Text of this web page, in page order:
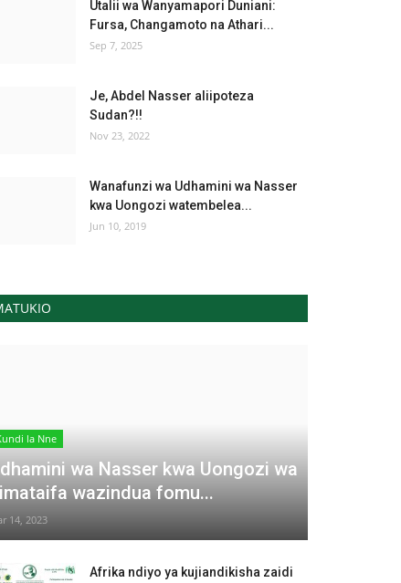
Utalii wa Wanyamapori Duniani:
Fursa, Changamoto na Athari...
Sep 7, 2025
Je, Abdel Nasser aliipoteza
Sudan?!!
Nov 23, 2022
Wanafunzi wa Udhamini wa Nasser
kwa Uongozi watembelea...
Jun 10, 2019
la Nne
wa Nasser kwa Uongozi wa
wazindua fomu...
14, 2023
Afrika ndiyo ya kujiandikisha zaidi